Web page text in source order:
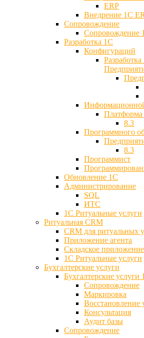
ERP
Внедрение 1С
Cопровождение
Разработка 1C
Конфигураций
8.3
Программного
8.3
Программист
Обновление 1С
Администрирование
SQL
ИТС
1С Ритуальные услуги
Ритуальная CRM
CRM для ритуальных
Приложение агента
Складское приложение
1С Ритуальные услуги
Бухгалтерские услуги
Бухгалтерские услуги
Сопровождение
Маркировка
Восстановление
Консультация
Аудит базы
Cопровождение